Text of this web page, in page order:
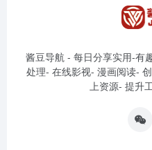
酱豆导航 - 每日分享实用-有
处理- 在线影视- 漫画阅读-
上资源- 提升